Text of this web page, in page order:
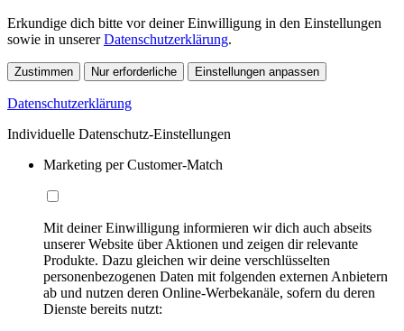
Erkundige dich bitte vor deiner Einwilligung in den Einstellungen
sowie in unsererDatenschutzerklärung.
Zustimmen Nur erforderliche Einstellungen anpassen
Datenschutzerklärung
Individuelle Datenschutz-Einstellungen
Marketing per Customer-Match
Mit deiner Einwilligung informieren wir dich auch abseits
unserer Website über Aktionen und zeigen dir relevante
Produkte. Dazu gleichen wir deine verschlüsselten
personenbezogenen Daten mit folgenden externen Anbietern
ab und nutzen deren Online-Werbekanäle, sofern du deren
Dienste bereits nutzt: